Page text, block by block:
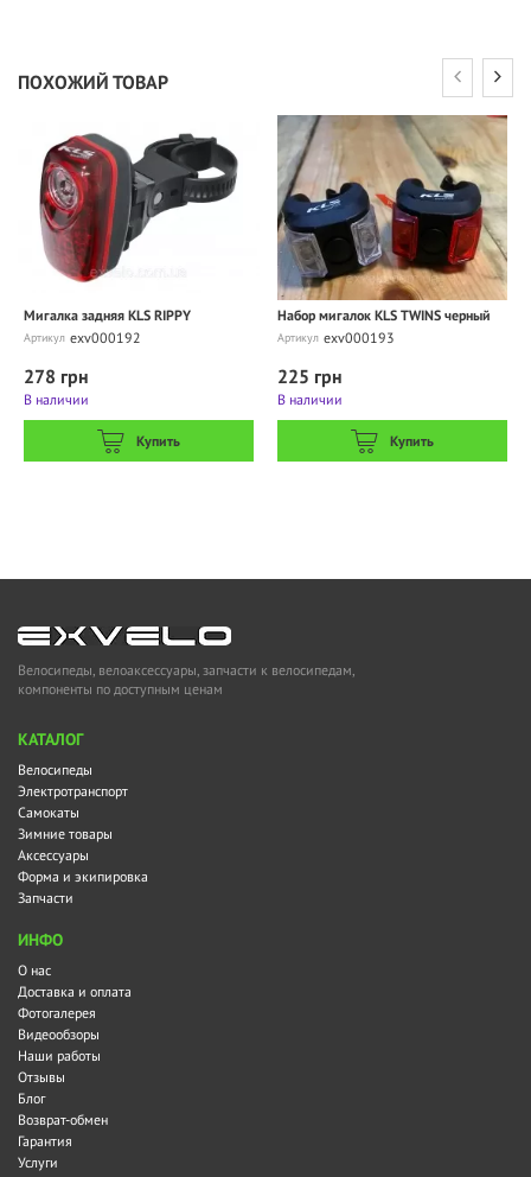
ПОХОЖИЙ ТОВАР
Мигалка задняя KLS RIPPY
Артикул exv000192
278 грн
В наличии
Купить
Набор мигалок KLS TWINS черный
Артикул exv000193
225 грн
В наличии
Купить
Велосипеды, велоаксессуары, запчасти к велосипедам,
компоненты по доступным ценам
KАТАЛОГ
Велосипеды
Электротранспорт
Самокаты
Зимние товары
Аксессуары
Форма и экипировка
Запчасти
ИНФО
О нас
Доставка и оплата
Фотогалерея
Видеообзоры
Наши работы
Отзывы
Блог
Возврат-обмен
Гарантия
Услуги